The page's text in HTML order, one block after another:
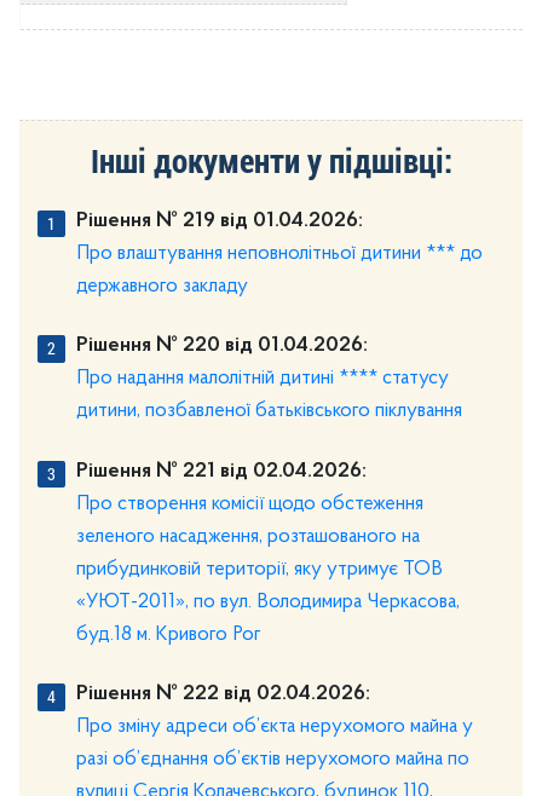
Інші документи у підшівці:
Рішення № 219 від 01.04.2026:
Про влаштування неповнолітньої дитини *** до
державного закладу
Рішення № 220 від 01.04.2026:
Про надання малолітній дитині **** статусу
дитини, позбавленої батьківського піклування
Рішення № 221 від 02.04.2026:
Про створення комісії щодо обстеження
зеленого насадження, розташованого на
прибудинковій території, яку утримує ТОВ
«УЮТ-2011», по вул. Володимира Черкасова,
буд.18 м. Кривого Рог
Рішення № 222 від 02.04.2026:
Про зміну адреси об’єкта нерухомого майна у
разі об’єднання об’єктів нерухомого майна по
вулиці Сергія Колачевського, будинок 110,